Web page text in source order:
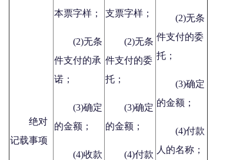
绝对
记载事项
本票字样；
(2)无条
件支付的承
诺；
(3)确定
的金额；
(4)收款
支票字样；
(2)无条
件支付的委
托；
(3)确定
的金额；
(4)付款
(2)无条
件支付的委
托；
(3)确定
的金额；
(4)付款
人的名称；